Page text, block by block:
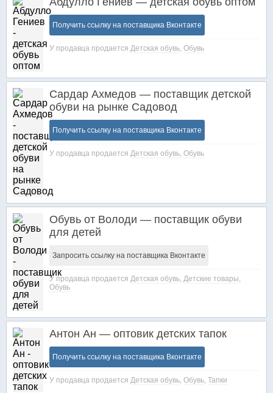
Получить ссылку на поставщика Вконтакте
У продавца продается Детская обувь, Обувь
Сардар Ахмедов — поставщик детской
обуви на рынке Садовод
Получить ссылку на поставщика Вконтакте
У продавца продается Детская обувь, Обувь
Обувь от Володи — поставщик обуви
для детей
Запросить ссылку на поставщика Вконтакте
У продавца продается Детская обувь, Детские товары,
Обувь
Антон Ан — оптовик детских тапок
Получить ссылку на поставщика Вконтакте
У продавца продается Детская обувь, Обувь, Тапки